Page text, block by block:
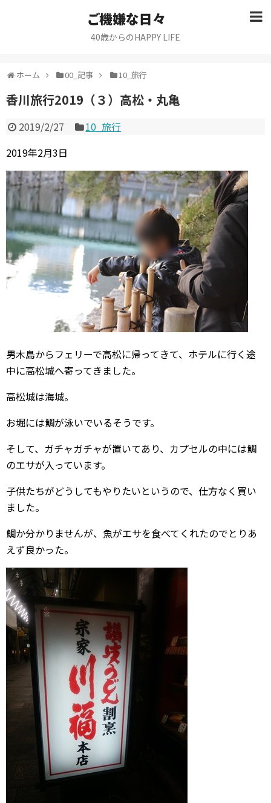
ご機嫌な日々
40歳からのHAPPY LIFE
ホーム 00_記事 10_旅行
香川旅行2019（３）高松・丸亀
2019/2/27
10_旅行
2019年2月3日
男木島からフェリーで高松に帰ってきて、ホテルに行く途
中に高松城へ寄ってきました。
高松城は海城。
お堀には鯛が泳いでいるそうです。
そして、ガチャガチャが置いてあり、カプセルの中には鯛
のエサが入っています。
子供たちがどうしてもやりたいというので、仕方なく買い
ました。
鯛か分かりませんが、魚がエサを食べてくれたのでとりあ
えず良かった。